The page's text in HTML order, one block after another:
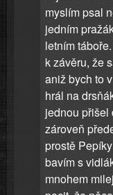
myslím psal
jedním
letním
k závěru, že
aniž bych to
hrál na
jednou přišel
zároveň
prostě
bavím s
mnohem